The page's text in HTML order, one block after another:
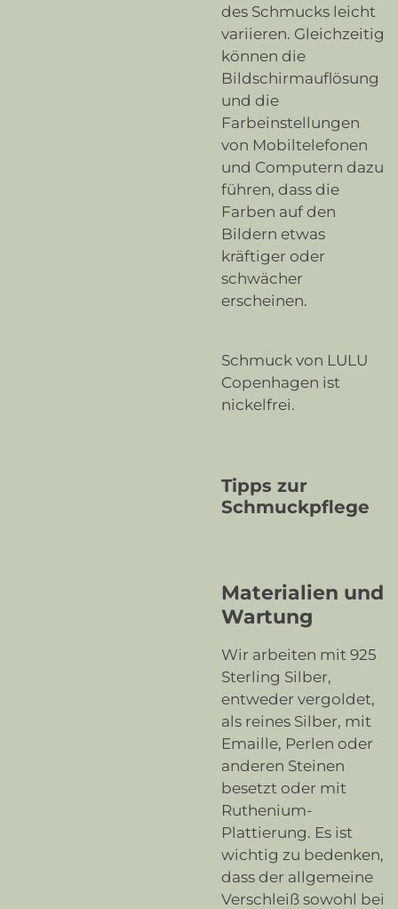
des Schmucks leicht
variieren. Gleichzeitig
können die
Bildschirmauflösung
und die
Farbeinstellungen
von Mobiltelefonen
und Computern dazu
führen, dass die
Farben auf den
Bildern etwas
kräftiger oder
schwächer
erscheinen.
Schmuck von LULU
Copenhagen ist
nickelfrei.
Tipps zur
Schmuckpflege
Materialien und
Wartung
Wir arbeiten mit 925
Sterling Silber,
entweder vergoldet,
als reines Silber, mit
Emaille, Perlen oder
anderen Steinen
besetzt oder mit
Ruthenium-
Plattierung. Es ist
wichtig zu bedenken,
dass der allgemeine
Verschleiß sowohl bei